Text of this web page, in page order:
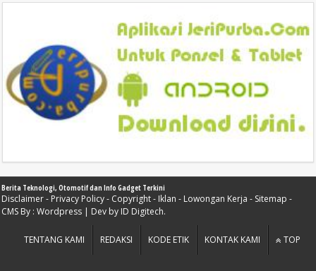
Berita Teknologi, Otomotif dan Info Gadget Terkini
Disclaimer- Privacy Policy- Copyright- Iklan - Lowongan Kerja - Sitemap -
CMS By : Wordpress | Dev by ID Digitech.
TENTANG KAMI REDAKSI KODE ETIK KONTAK KAMI TOP